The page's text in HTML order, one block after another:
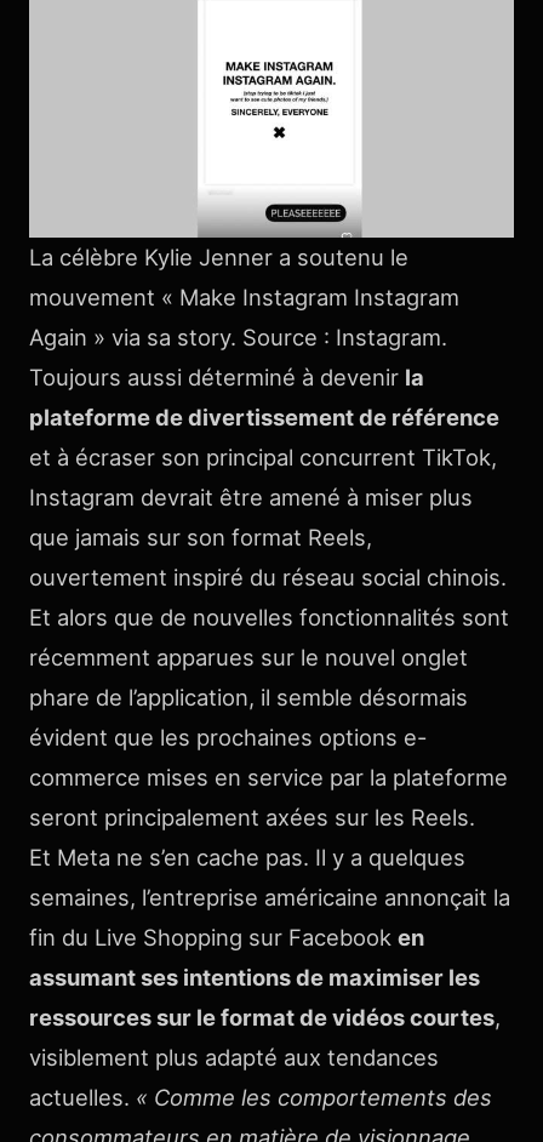
La célèbre Kylie Jenner a soutenu le
mouvement « Make Instagram Instagram
Again » via sa story. Source : Instagram.
Toujours aussi déterminé à devenir la
plateforme de divertissement de référence
et à écraser son principal concurrent TikTok,
Instagram devrait être amené à miser plus
que jamais sur son format Reels,
ouvertement inspiré du réseau social chinois.
Et alors que de nouvelles fonctionnalités sont
récemment apparues sur le nouvel onglet
phare de l’application, il semble désormais
évident que les prochaines options e-
commerce mises en service par la plateforme
seront principalement axées sur les Reels.
Et Meta ne s’en cache pas. Il y a quelques
semaines, l’entreprise américaine annonçait la
fin du Live Shopping sur Facebook en
assumant ses intentions de maximiser les
ressources sur le format de vidéos courtes,
visiblement plus adapté aux tendances
actuelles. « Comme les comportements des